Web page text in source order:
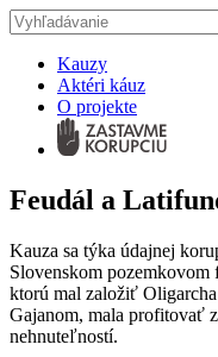
Kauzy
Aktéri káuz
O projekte
Feudál a
Kauza sa týka údajnej
Slovenskom pozemkovom
ktorú mal založiť
Gajanom, mala profitovať
nehnuteľností.